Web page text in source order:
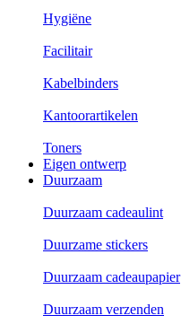
Hygiëne
Facilitair
Kabelbinders
Kantoorartikelen
Toners
Eigen ontwerp
Duurzaam
Duurzaam cadeaulint
Duurzame stickers
Duurzaam cadeaupapier
Duurzaam verzenden